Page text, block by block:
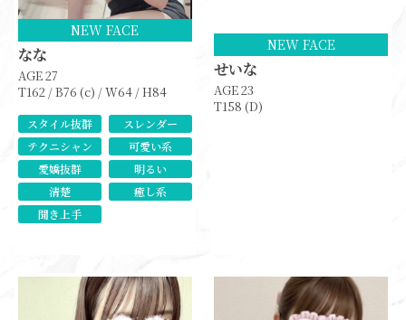
NEW FACE
なな
AGE 27
T162 / B76 (c) / W64 / H84
スタイル抜群
スレンダー
テクニシャン
可愛い系
愛嬌抜群
明るい
清楚
癒し系
聞き上手
NEW FACE
せいな
AGE 23
T158 (D)